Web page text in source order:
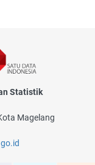
Statistik
Magelang